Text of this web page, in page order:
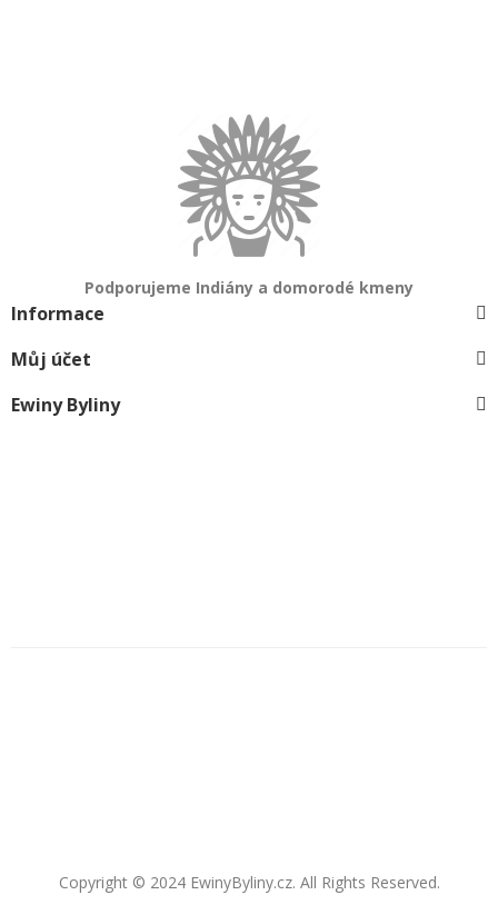
Podporujeme Indiány a domorodé kmeny
Informace
Můj účet
Ewiny Byliny
Copyright © 2024 EwinyByliny.cz. All Rights Reserved.